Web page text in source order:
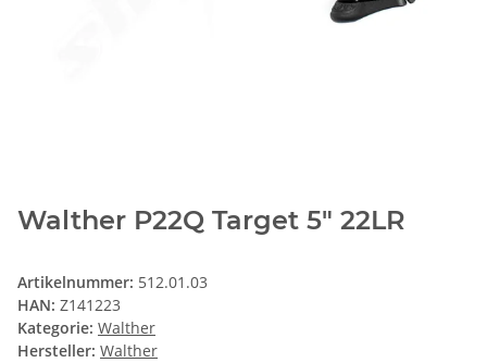
Walther P22Q Target 5" 22LR
Artikelnummer: 512.01.03
HAN: Z141223
Kategorie: Walther
Hersteller: Walther